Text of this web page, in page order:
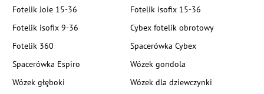
Fotelik Joie 15-36
Fotelik isofix 15-36
Fotelik isofix 9-36
Cybex fotelik obrotowy
Fotelik 360
Spacerówka Cybex
Spacerówka Espiro
Wózek gondola
Wózek głęboki
Wózek dla dziewczynki